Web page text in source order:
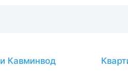
Кавминвод